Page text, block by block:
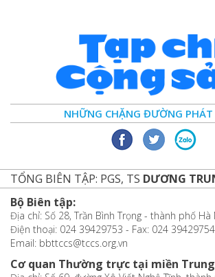
NHỮNG CHẶNG ĐƯỜNG PHÁT
TỔNG BIÊN TẬP: PGS, TS DƯƠNG
Bộ Biên tập:
Địa chỉ: Số 28, Trần Bình Trọng - thành phố Hà
Điện thoại: 024 39429753 - Fax: 024 39429754
Email: bbttccs@tccs.org.vn
Cơ quan Thường trực tại miền